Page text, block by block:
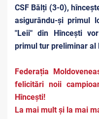
CSF Bălți (3-0),
asigurându-și primul
"Leii" din Hîncești
primul tur preliminar al
Federația
felicitări noii
Hîncești!
La mai mult și la mai